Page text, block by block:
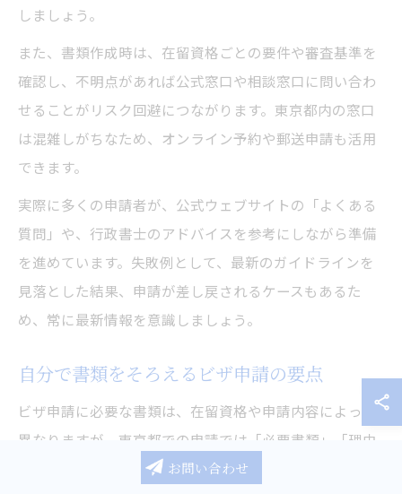
しましょう。
また、書類作成時は、在留資格ごとの要件や審査基準を
確認し、不明点があれば公式窓口や相談窓口に問い合わ
せることがリスク回避につながります。東京都内の窓口
は混雑しがちなため、オンライン予約や郵送申請も活用
できます。
実際に多くの申請者が、公式ウェブサイトの「よくある
質問」や、行政書士のアドバイスを参考にしながら準備
を進めています。失敗例として、最新のガイドラインを
見落とした結果、申請が差し戻されるケースもあるた
め、常に最新情報を意識しましょう。
自分で書類をそろえるビザ申請の要点
ビザ申請に必要な書類は、在留資格や申請内容によって
異なりますが、東京都での申請では「必要書類」「理由
書」などの記載内容が重視されます。書類の不備や記載
お問い合わせ